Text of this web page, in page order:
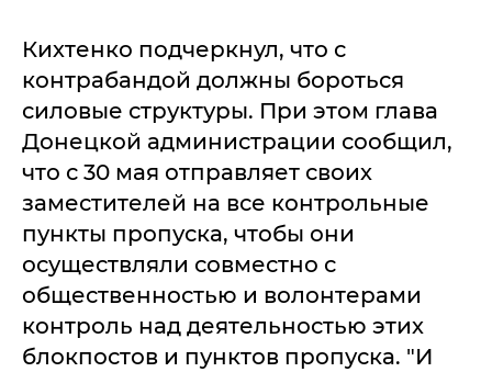
Кихтенко подчеркнул, что с
контрабандой должны бороться
силовые структуры. При этом глава
Донецкой администрации сообщил,
что с 30 мая отправляет своих
заместителей на все контрольные
пункты пропуска, чтобы они
осуществляли совместно с
общественностью и волонтерами
контроль над деятельностью этих
блокпостов и пунктов пропуска. "И